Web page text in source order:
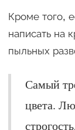
Кроме того,
написать на
пыльных
Самый
цвета.